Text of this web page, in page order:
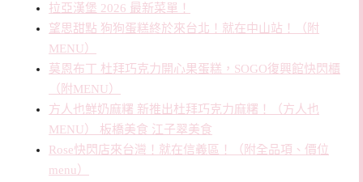
拉亞漢堡 2026 最新菜單！
望思甜點 狗狗蛋糕終於來台北！就在中山站！（附
MENU）
莫恩布丁 杜拜巧克力開心果蛋糕，SOGO復興館快閃櫃
（附MENU）
方人也鮮奶麻糬 新推出杜拜巧克力麻糬！（方人也
MENU） 板橋美食 江子翠美食
Rose快閃店來台灣！就在信義區！（附全品項、價位
menu）